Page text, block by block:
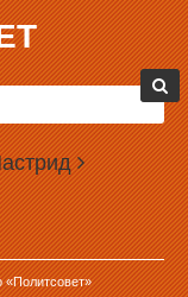
в своей
образ президента
к ней никакого
партии Дмитрия
программе.